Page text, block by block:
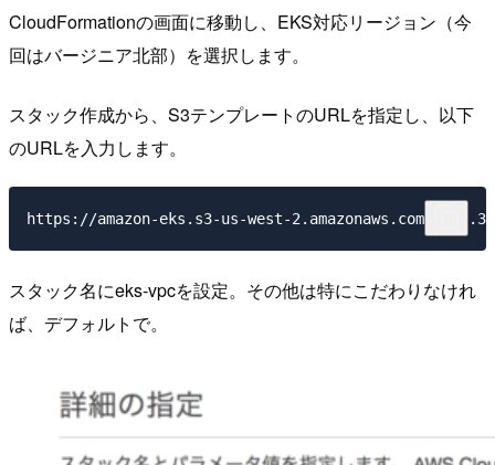
CloudFormationの画面に移動し、EKS対応リージョン（今
回はバージニア北部）を選択します。
スタック作成から、S3テンプレートのURLを指定し、以下
のURLを入力します。
スタック名にeks-vpcを設定。その他は特にこだわりなけれ
ば、デフォルトで。